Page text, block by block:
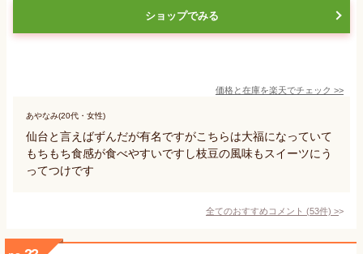
ショップでみる
価格と在庫を楽天でチェック >>
あやなみ(20代・女性)
仙台と言えばずんだが有名ですがこちらは大福になっていて
もちもち食感が食べやすいですし枝豆の風味もスイーツにう
ってつけです
全てのおすすめコメント (53件) >